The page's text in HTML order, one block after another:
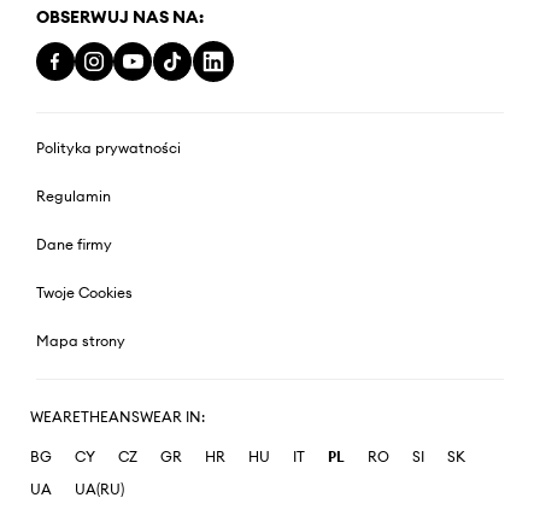
OBSERWUJ NAS NA:
Polityka prywatności
Regulamin
Dane firmy
Twoje Cookies
Mapa strony
WEARETHEANSWEAR IN:
BG CY CZ GR HR HU IT PL RO SI
SK
UA
UA(RU)